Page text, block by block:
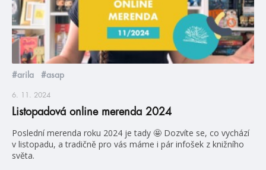
#arila #asap
6. 11. 2024
Listopadová online merenda 2024
Poslední merenda roku 2024 je tady 🤩 Dozvíte se, co vychází
v listopadu, a tradičně pro vás máme i pár infošek z knižního
světa.